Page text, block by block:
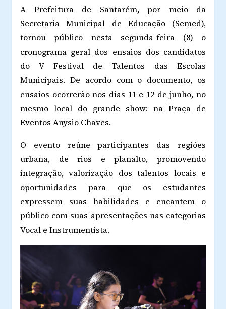
A Prefeitura de Santarém, por meio da
Secretaria Municipal de Educação (Semed),
tornou público nesta segunda-feira (8) o
cronograma geral dos ensaios dos candidatos
do V Festival de Talentos das Escolas
Municipais. De acordo com o documento, os
ensaios ocorrerão nos dias 11 e 12 de junho, no
mesmo local do grande show: na Praça de
Eventos Anysio Chaves.
O evento reúne participantes das regiões
urbana, de rios e planalto, promovendo
integração, valorização dos talentos locais e
oportunidades para que os estudantes
expressem suas habilidades e encantem o
público com suas apresentações nas categorias
Vocal e Instrumentista.